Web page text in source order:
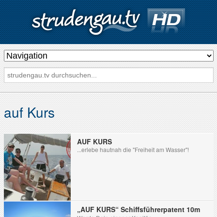
s
t
r
u
d
e
n
g
a
u
.
t
auf Kurs
AUF KURS
...erlebe hautnah die "Freiheit am Wasser"!
„AUF KURS“ Schiffsführerpatent 10m